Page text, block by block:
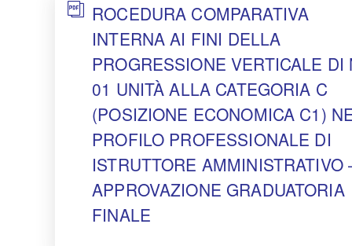
ROCEDURA COMPARATIVA
INTERNA AI FINI DELLA
PROGRESSIONE VERTICALE DI
01 UNITÀ ALLA CATEGORIA C
(POSIZIONE ECONOMICA C1)
PROFILO PROFESSIONALE DI
ISTRUTTORE AMMINISTRATIVO
APPROVAZIONE GRADUATORIA
FINALE